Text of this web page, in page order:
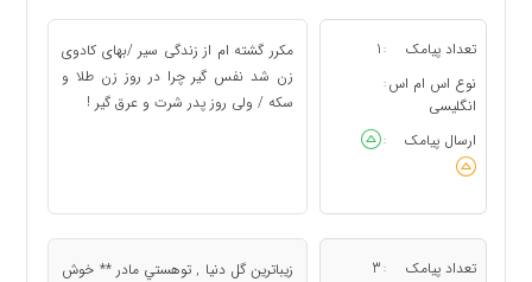
تعداد پیامک :
1
نوع اس ام اس :
انگلیسی
ارسال پیامک
:
مکرر گشته ام از زندگی سیر /بهای کادوی
زن شد نفس گیر چرا در روز زن طلا و
سکه / ولی روز پدر شرت و عرق گیر !
تعداد پیامک :
3
زيباترين گل دنيا , توهستي مادر ** خوش